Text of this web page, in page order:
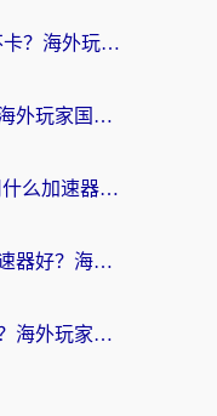
澳洲打逆水寒OL怎么才能不卡？海外玩家国服游戏加速终极指南（附梦幻模拟战地铁跑酷解决办法）
艾希国外加速器哪个好用？海外玩家国服游戏畅玩终极指南（附欧洲玩鸣潮街头篮球实测）
美国玩哈利波特·魔法觉醒用什么加速器？告别延迟的终极指南（含免费QQ炫舞方案+印尼妄想山海秘籍）
在欧洲打幻想江湖用什么加速器好？海外玩家国服游戏畅玩指南
加拿大玩第九大陆怎么不卡？海外玩家国服游戏加速全攻略（附足球世界萤火突击实测）